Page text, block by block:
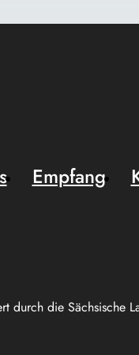
durch die Sächsische
Empfang